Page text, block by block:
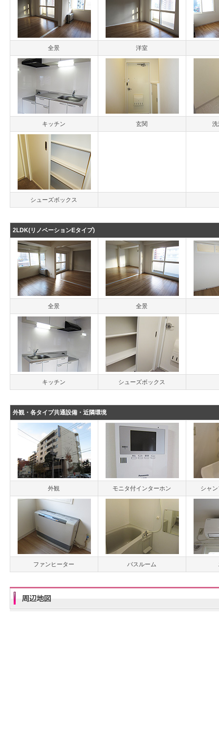
全景 洋室
キッチン 玄関
シューズボックス
2LDK(リノベーションEタイプ)
全景 全景
キッチン シューズボックス
外観・各タイプ共通設備・近隣環境
外観 モニタ付インターホン シャ
ファンヒーター バスルーム